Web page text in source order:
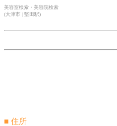
美容室検索・美容院検索
(大津市 | 堅田駅)
■ 住所